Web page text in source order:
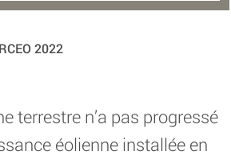
2022
terrestre n’a pas progressé
éolienne installée en